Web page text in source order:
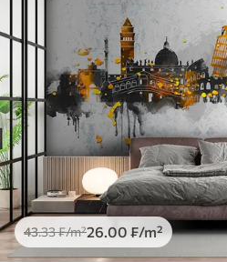
43.33₣/m²26 .00 ₣/m²